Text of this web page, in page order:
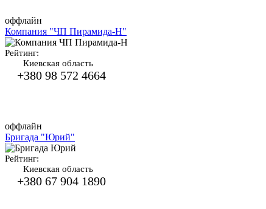
оффлайн
Компания "ЧП Пирамида-Н"
Рейтинг:
Киевская область
+380 98 572 4664
оффлайн
Бригада "Юрий"
Рейтинг:
Киевская область
+380 67 904 1890